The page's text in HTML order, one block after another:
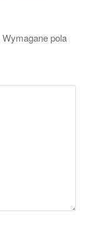
Wymagane pola